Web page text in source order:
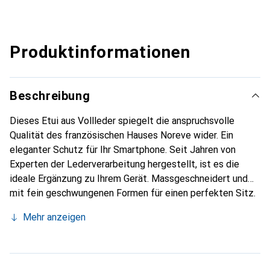
Produktinformationen
Beschreibung
Dieses Etui aus Vollleder spiegelt die anspruchsvolle
Qualität des französischen Hauses Noreve wider. Ein
eleganter Schutz für Ihr Smartphone. Seit Jahren von
Experten der Lederverarbeitung hergestellt, ist es die
ideale Ergänzung zu Ihrem Gerät. Massgeschneidert und
mit fein geschwungenen Formen für einen perfekten Sitz.
Smartphone. Die Marke Noreve ist international für ihre
für den anspruchsvollen Kunden.
Mehr anzeigen